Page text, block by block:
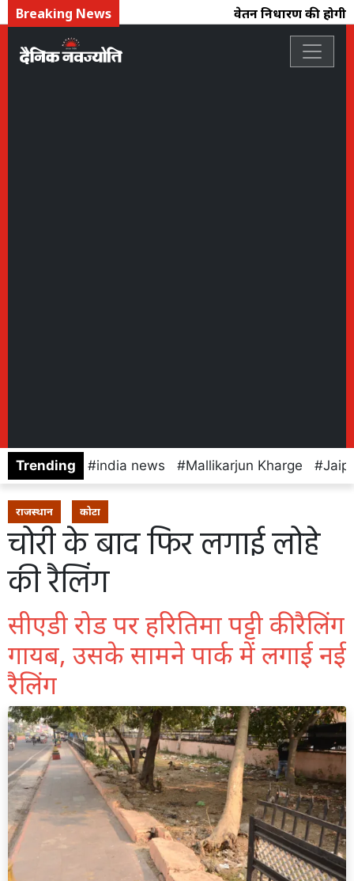
Breaking News वेतन निर्धारण की होगी
Trending india news Mallikarjun Kharge
राजस्थान कोटा
चोरी के बाद फिर लगाई लोहे
की रैलिंग
सीएडी रोड पर हरितिमा पट्टी की रैलिंग
गायब, उसके सामने पार्क में लगाई नई
रैलिंग